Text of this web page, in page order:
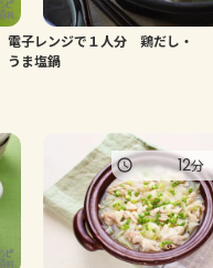
電子レンジで１人分 鶏だし・
うま塩鍋
12分